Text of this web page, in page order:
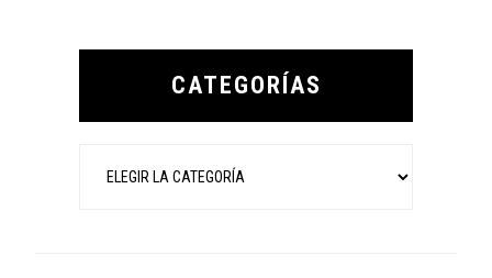
Primary
CATEGORÍAS